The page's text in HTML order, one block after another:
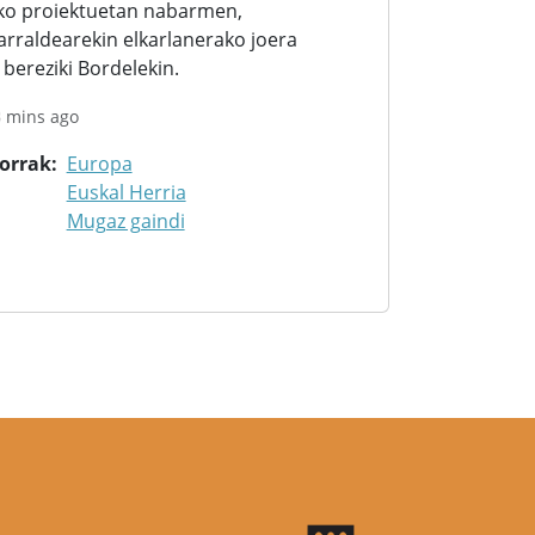
proiektuetan nabarmen,
elkarlanerako joera
Bordelekin.
mins ago
Europa
Euskal Herria
Mugaz gaindi